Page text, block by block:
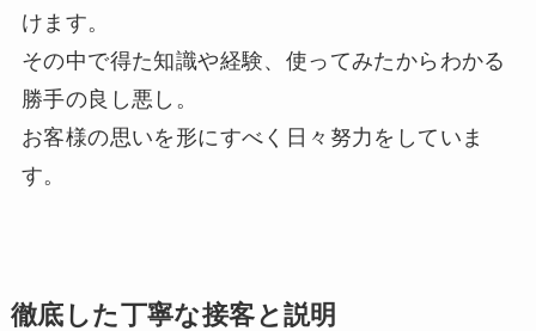
けます。
その中で得た知識や経験、使ってみたからわかる
勝手の良し悪し。
お客様の思いを形にすべく日々努力をしていま
す。
徹底した丁寧な接客と説明